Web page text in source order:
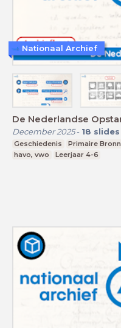
De Nederlandse
December 2025- 18 slides
Geschiedenis Primaire
havo, vwo
Leerjaar 4-6
Nationaal Archief